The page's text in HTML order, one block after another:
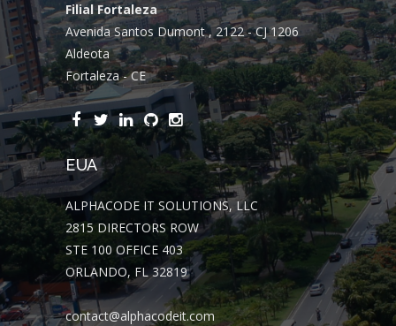
Filial Fortaleza
Avenida Santos Dumont , 2122 - CJ 1206
Aldeota
Fortaleza - CE
EUA
ALPHACODE IT SOLUTIONS, LLC
2815 DIRECTORS ROW
STE 100 OFFICE 403
ORLANDO, FL 32819
contact@alphacodeit.com